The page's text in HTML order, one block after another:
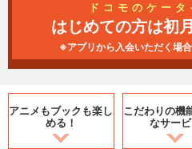
ドコモのケー
はじめての方は初
※アプリから入会いただく場
アニメもブックも楽し
める！
こだわりの機
なサー